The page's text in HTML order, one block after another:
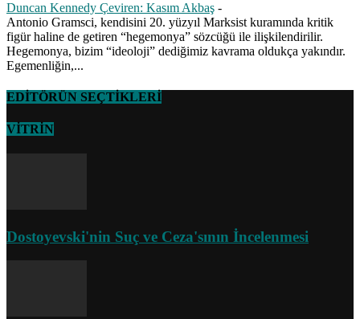
Duncan Kennedy Çeviren: Kasım Akbaş -
Antonio Gramsci, kendisini 20. yüzyıl Marksist kuramında kritik
figür haline de getiren “hegemonya” sözcüğü ile ilişkilendirilir.
Hegemonya, bizim “ideoloji” dediğimiz kavrama oldukça yakındır.
Egemenliğin,...
EDİTÖRÜN SEÇTİKLERİ
VİTRİN
Dostoyevski'nin Suç ve Ceza'sının İncelenmesi